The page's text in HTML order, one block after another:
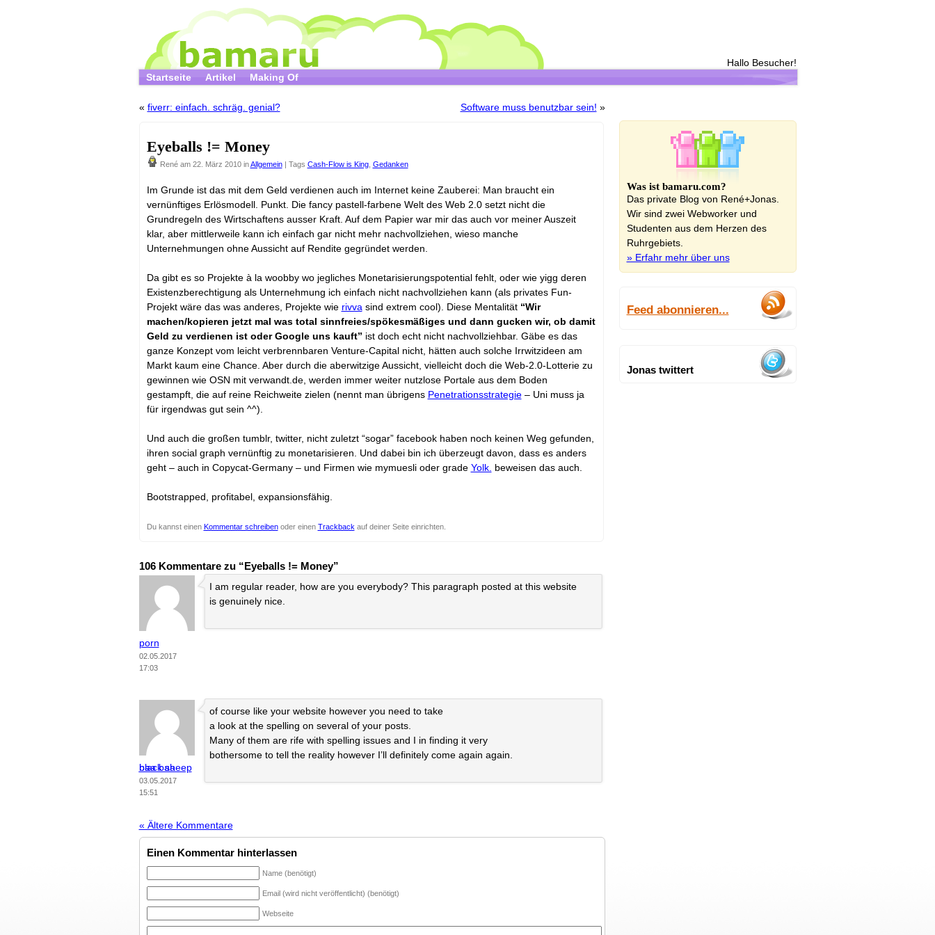
Hallo Besucher!
Startseite
Artikel Making Of
« fiverr: einfach. schräg. genial? Software muss benutzbar sein! »
Eyeballs != Money
René am 22. März 2010 inAllgemein| Tags Cash-Flow is King, Gedanken
Im Grunde ist das mit dem Geld verdienen auch im Internet keine Zauberei: Man braucht ein
vernünftiges Erlösmodell. Punkt. Die fancy pastell-farbene Welt des Web 2.0 setzt nicht die
Grundregeln des Wirtschaftens ausser Kraft. Auf dem Papier war mir das auch vor meiner Auszeit
klar, aber mittlerweile kann ich einfach gar nicht mehr nachvollziehen, wieso manche
Unternehmungen ohne Aussicht auf Rendite gegründet werden.
Da gibt es so Projekte à la woobby wo jegliches Monetarisierungspotential fehlt, oder wie yigg deren
Existenzberechtigung als Unternehmung ich einfach nicht nachvollziehen kann (als privates Fun-
Projekt wäre das was anderes, Projekte wie rivvasind extrem cool). Diese Mentalität “Wir
machen/kopieren jetzt mal was total sinnfreies/spökesmäßiges und dann gucken wir, ob damit
Geld zu verdienen ist oder Google uns kauft” ist doch echt nicht nachvollziehbar. Gäbe es das
ganze Konzept vom leicht verbrennbaren Venture-Capital nicht, hätten auch solche Irrwitzideen am
Markt kaum eine Chance. Aber durch die aberwitzige Aussicht, vielleicht doch die Web-2.0-Lotterie zu
gewinnen wie OSN mit verwandt.de, werden immer weiter nutzlose Portale aus dem Boden
gestampft, die auf reine Reichweite zielen (nennt man übrigens Penetrationsstrategie– Uni muss ja
für irgendwas gut sein ^^).
Und auch die großen tumblr, twitter, nicht zuletzt “sogar” facebook haben noch keinen Weg gefunden,
ihren social graph vernünftig zu monetarisieren. Und dabei bin ich überzeugt davon, dass es anders
geht – auch in Copycat-Germany – und Firmen wie mymuesli oder grade Yolk. beweisen das auch.
Bootstrapped, profitabel, expansionsfähig.
Du kannst einen Kommentar schreibenoder einen Trackback auf deiner Seite einrichten.
106 Kommentare zu “Eyeballs != Money”
porn
02.05.2017
17:03
I am regular reader, how are you everybody? This paragraph posted at this website
is genuinely nice.
baa baa black sheep
03.05.2017
15:51
of course like your website however you need to take
a look at the spelling on several of your posts.
Many of them are rife with spelling issues and I in finding it very
bothersome to tell the reality however I’ll definitely come again again.
« Ältere Kommentare
Einen Kommentar hinterlassen
Name (benötigt)
Email (wird nicht veröffentlicht) (benötigt)
Webseite
Was ist bamaru.com?
Das private Blog von René+Jonas.
Wir sind zwei Webworker und
Studenten aus dem Herzen des
Ruhrgebiets.
» Erfahr mehr über uns
Feed abonnieren...
Jonas twittert